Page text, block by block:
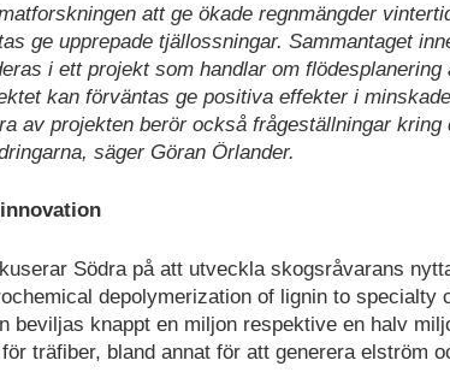
att ge ökade regnmängder
ge upprepade tjällossningar. Sammantaget
i ett projekt som handlar om flödesplanering
kan förväntas ge positiva effekter i
av projekten berör också frågeställningar kring
säger Göran Örlander.
Södra på att utveckla skogsråvarans
depolymerization of lignin to specialty
beviljas knappt en miljon respektive en halv
träfiber, bland annat för att generera elström